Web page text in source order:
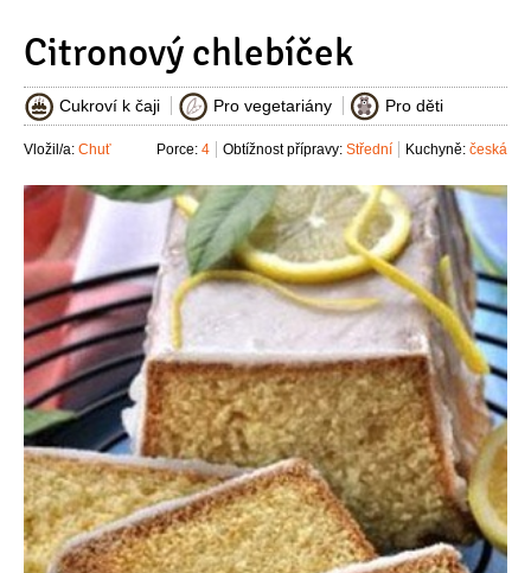
Citronový chlebíček
Cukroví k čaji Pro vegetariány Pro děti
Vložil/a: Chuť Kuchyně: česká
Obtížnost přípravy: Střední
Porce: 4